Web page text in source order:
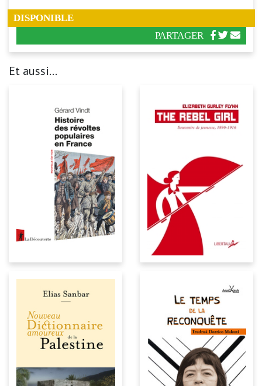
DISPONIBLE
PARTAGER
Et aussi...